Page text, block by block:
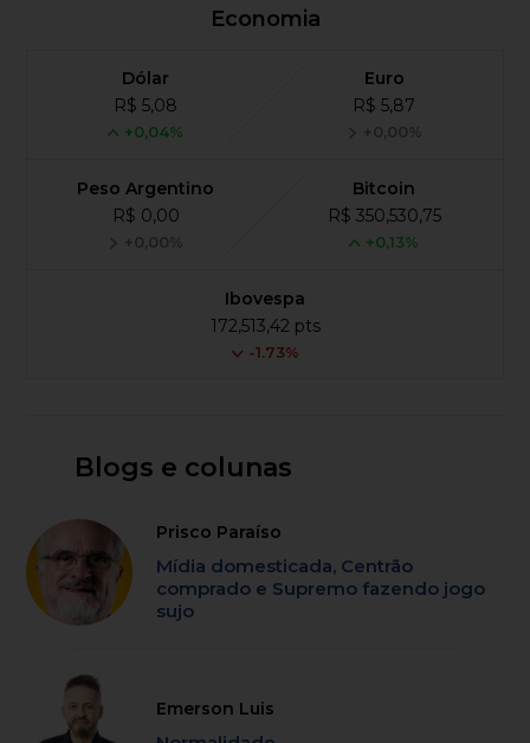
Economia
Dólar
R$ 5,08
+0,04%
Euro
R$ 5,87
+0,00%
Peso Argentino
R$ 0,00
+0,00%
Bitcoin
R$ 350,530,75
+0,13%
Ibovespa
172,513,42 pts
-1.73%
Blogs e colunas
Prisco Paraíso
Mídia domesticada, Centrão
comprado e Supremo fazendo jogo
sujo
Emerson Luis